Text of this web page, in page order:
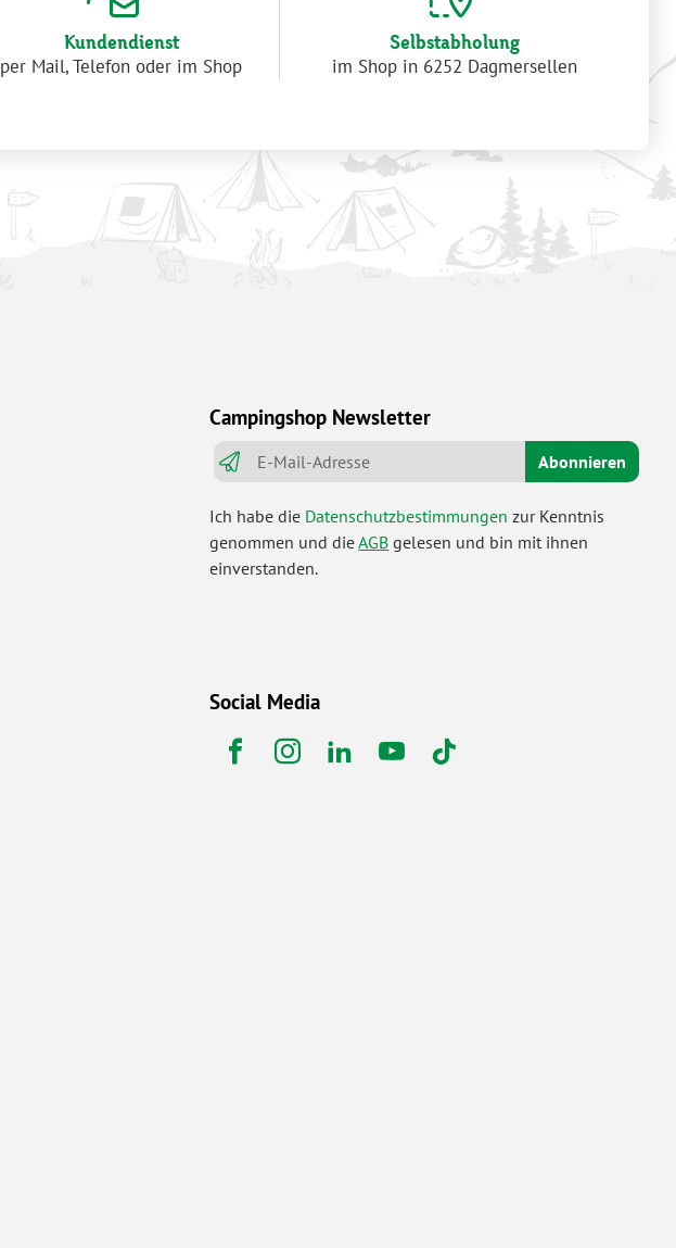
Kundendienst
per Mail, Telefon oder im Shop
Selbstabholung
im Shop in 6252 Dagmersellen
Campingshop Newsletter
Abonnieren
Ich habe die Datenschutzbestimmungen zur Kenntnis
genommen und dieAGB gelesen und bin mit ihnen
einverstanden.
Social Media